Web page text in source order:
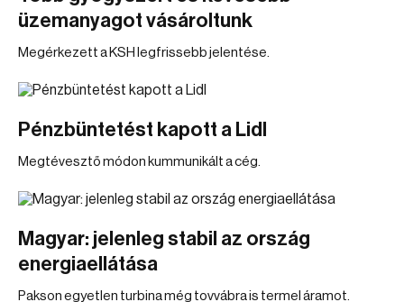
üzemanyagot vásároltunk
Megérkezett a KSH legfrissebb jelentése.
Pénzbüntetést kapott a Lidl
Megtévesztő módon kummunikált a cég.
Magyar: jelenleg stabil az ország
energiaellátása
Pakson egyetlen turbina még tovvábra is termel áramot.